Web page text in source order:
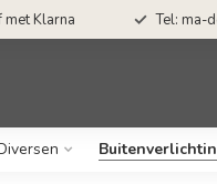
Klarna Tel: ma-